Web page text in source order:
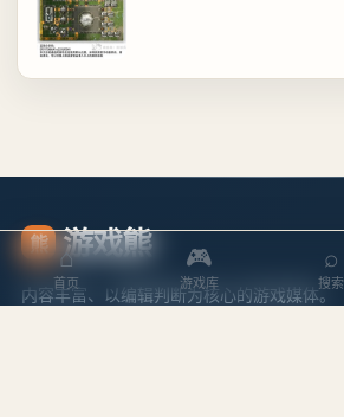
熊 游戏熊
内容丰富、以编辑判断为核心的游戏媒体。
⌂
首页
🎮
游戏库
⌕
搜索